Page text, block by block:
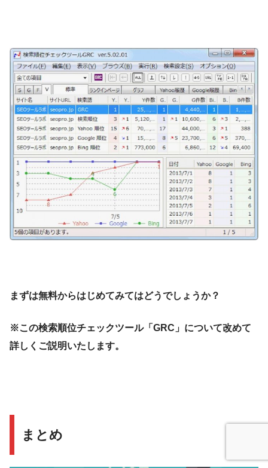
まずは無料からはじめてみてはどうでしょうか？
※この検索順位チェックツール「GRC」について改めて
詳しくご説明いたします。
まとめ